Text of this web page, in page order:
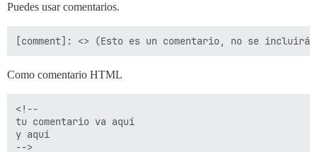
Puedes usar comentarios.
Como comentario HTML
<!--
tu comentario va aquí
y aquí